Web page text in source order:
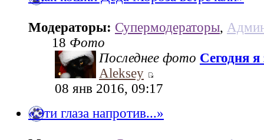
Модераторы: Супермодераторы,
18 Фото
Последнее фото Сегодня
Aleksey
08 янв 2016, 09:17
«Эти глаза напротив...»